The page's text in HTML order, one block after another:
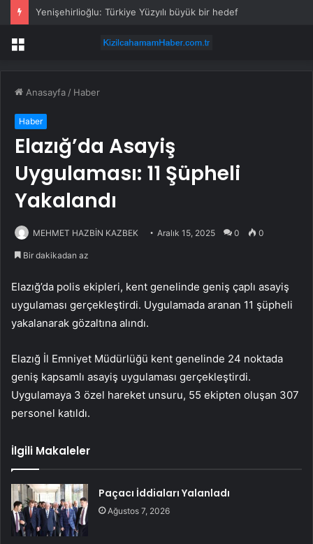
Yenişehirlioğlu: Türkiye Yüzyılı büyük bir hedef
Menü
Anasayfa / Haber
Haber
Elazığ’da Asayiş
Uygulaması: 11 Şüpheli
Yakalandı
MEHMET HAZBİN KAZBEK Aralık 15, 2025 0 0
Bir dakikadan az
Elazığ’da polis ekipleri, kent genelinde geniş çaplı asayiş
uygulaması gerçekleştirdi. Uygulamada aranan 11 şüpheli
yakalanarak gözaltına alındı.
Elazığ İl Emniyet Müdürlüğü kent genelinde 24 noktada
geniş kapsamlı asayiş uygulaması gerçekleştirdi.
Uygulamaya 3 özel hareket unsuru, 55 ekipten oluşan 307
personel katıldı.
İlgili Makaleler
Paçacı İddiaları Yalanladı
Ağustos 7, 2026